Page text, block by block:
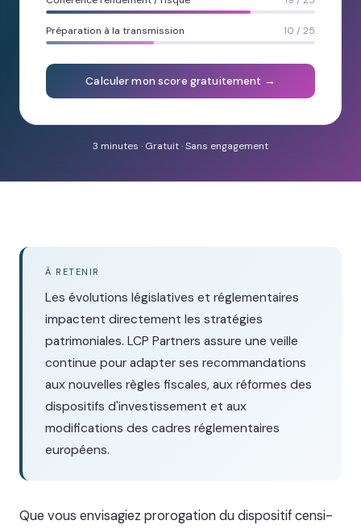
Préparation à la transmission 10 / 25
Calculer mon score gratuitement →
3 minutes · Gratuit · Sans engagement
À RETENIR
Les évolutions législatives et réglementaires
impactent directement les stratégies
patrimoniales. LCP Partners assure une veille
continue pour adapter ses recommandations
aux nouvelles règles fiscales, aux réformes des
dispositifs d'investissement et aux
modifications des cadres réglementaires
européens.
Que vous envisagiez prorogation du dispositif censi-